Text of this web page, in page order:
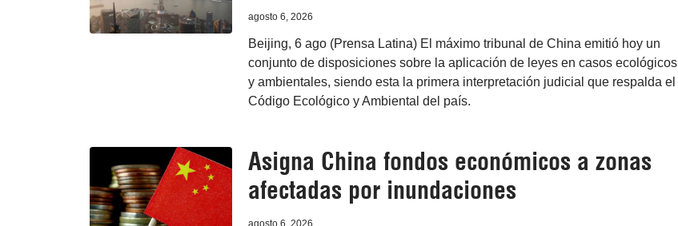
agosto 6, 2026
Beijing, 6 ago (Prensa Latina) El máximo tribunal de China emitió hoy un
conjunto de disposiciones sobre la aplicación de leyes en casos ecológicos
y ambientales, siendo esta la primera interpretación judicial que respalda el
Código Ecológico y Ambiental del país.
Asigna China fondos económicos a zonas
afectadas por inundaciones